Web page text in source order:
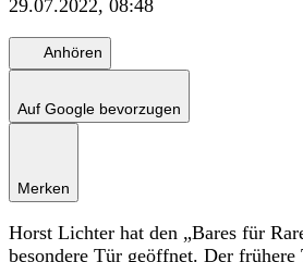
29.07.2022, 08:48
Anhören
Auf Google bevorzugen
Merken
Horst Lichter hat den „Bares für
besondere Tür geöffnet. Der